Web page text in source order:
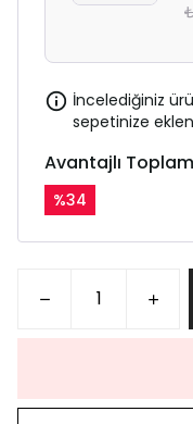
İncelediğiniz
sepetinize
Avantajlı Toplam
%34